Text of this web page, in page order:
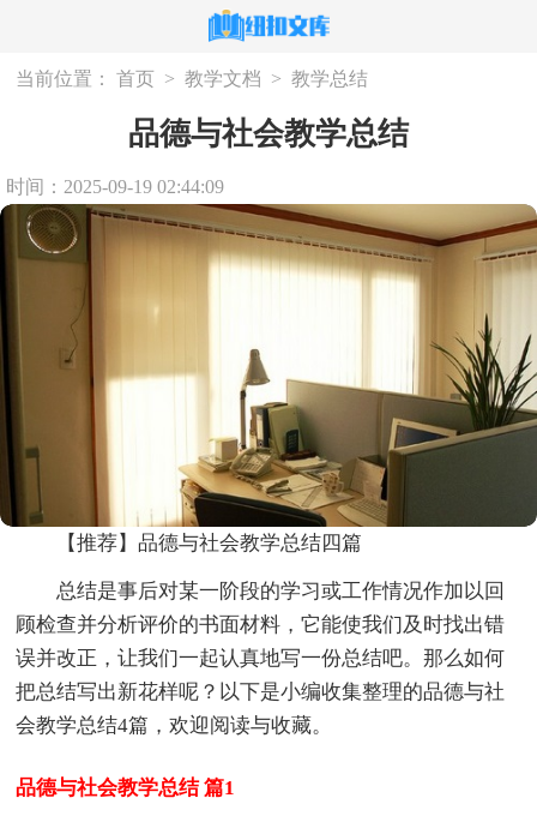
当前位置： 首页 > 教学文档 > 教学总结
品德与社会教学总结
时间：2025-09-19 02:44:09
【推荐】品德与社会教学总结四篇
总结是事后对某一阶段的学习或工作情况作加以回
顾检查并分析评价的书面材料，它能使我们及时找出错
误并改正，让我们一起认真地写一份总结吧。那么如何
把总结写出新花样呢？以下是小编收集整理的品德与社
会教学总结4篇，欢迎阅读与收藏。
品德与社会教学总结 篇1